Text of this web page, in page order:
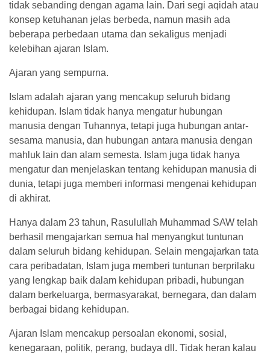
tidak sebanding dengan agama lain. Dari segi aqidah atau
konsep ketuhanan jelas berbeda, namun masih ada
beberapa perbedaan utama dan sekaligus menjadi
kelebihan ajaran Islam.
Ajaran yang sempurna.
Islam adalah ajaran yang mencakup seluruh bidang
kehidupan. Islam tidak hanya mengatur hubungan
manusia dengan Tuhannya, tetapi juga hubungan antar-
sesama manusia, dan hubungan antara manusia dengan
mahluk lain dan alam semesta. Islam juga tidak hanya
mengatur dan menjelaskan tentang kehidupan manusia di
dunia, tetapi juga memberi informasi mengenai kehidupan
di akhirat.
Hanya dalam 23 tahun, Rasulullah Muhammad SAW telah
berhasil mengajarkan semua hal menyangkut tuntunan
dalam seluruh bidang kehidupan. Selain mengajarkan tata
cara peribadatan, Islam juga memberi tuntunan berprilaku
yang lengkap baik dalam kehidupan pribadi, hubungan
dalam berkeluarga, bermasyarakat, bernegara, dan dalam
berbagai bidang kehidupan.
Ajaran Islam mencakup persoalan ekonomi, sosial,
kenegaraan, politik, perang, budaya dll. Tidak heran kalau